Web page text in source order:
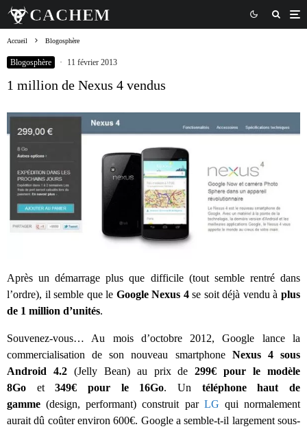
Accueil Blogosphère
Blogosphère · 11 février 2013
1 million de Nexus 4 vendus
Après un démarrage plus que difficile (tout semble rentré dans
l’ordre), il semble que le Google Nexus 4se soit déjà vendu àplus
de 1 million d’unités.
Souvenez-vous… Au mois d’octobre 2012, Google lance la
commercialisation de son nouveau smartphone Nexus 4 sous
Android 4.2(Jelly Bean) au prix de299€ pour le modèle
8Go et349€ pour le 16Go. Un téléphone haut de
gamme (design, performant) construit par LG qui normalement
aurait dû coûter environ 600€. Google a semble-t-il largement sous-